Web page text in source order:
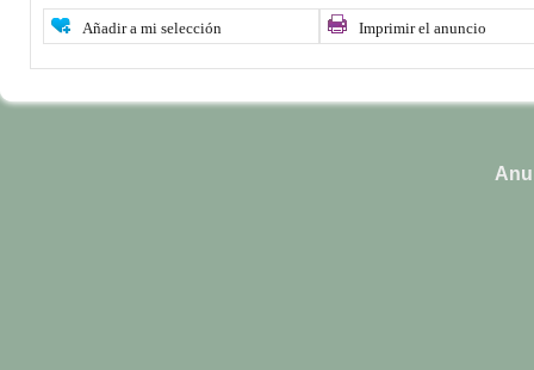
Añadir a mi selección Imprimir el anuncio